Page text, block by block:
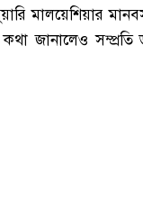
মালয়েশিয়ার
জানালেও সম্প্রতি